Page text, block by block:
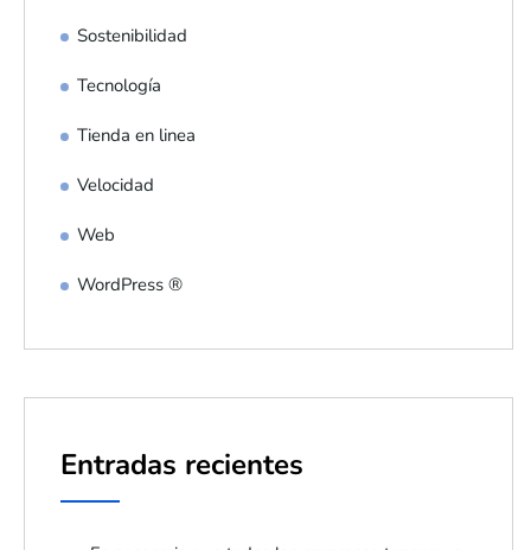
Sostenibilidad
Tecnología
Tienda en linea
Velocidad
Web
WordPress ®
Entradas recientes